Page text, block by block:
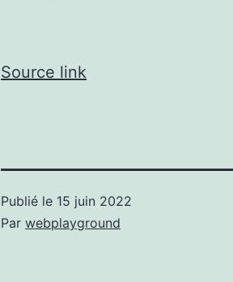
Source link
Publié le 15 juin 2022
Par webplayground